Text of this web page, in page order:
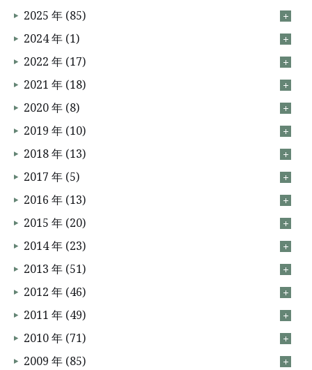
2025 年 (85)
2024 年 (1)
2022 年 (17)
2021 年 (18)
2020 年 (8)
2019 年 (10)
2018 年 (13)
2017 年 (5)
2016 年 (13)
2015 年 (20)
2014 年 (23)
2013 年 (51)
2012 年 (46)
2011 年 (49)
2010 年 (71)
2009 年 (85)